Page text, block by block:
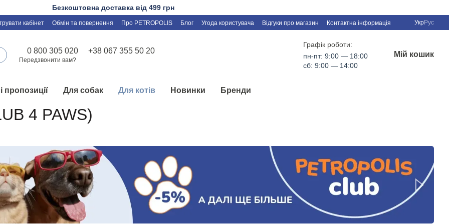
Безкоштовна доставка від 499 грн
кабінет Обмін та повернення Про PETROPOLIS Блог Угода користувача Відгуки про магазин Контактна інформація УкрРус
0 800 305 020 +38 067 355 50 20
Передзвонити вам?
Графік роботи:
пн-пт: 9:00 — 18:00
сб: 9:00 — 14:00
Мій кошик
пропозиції Для собак Для котів Новинки Бренди
4 PAWS)